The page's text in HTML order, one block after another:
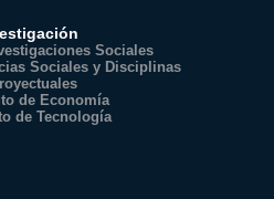
Sociales
Sociales y Disciplinas
de Economía
de Tecnología